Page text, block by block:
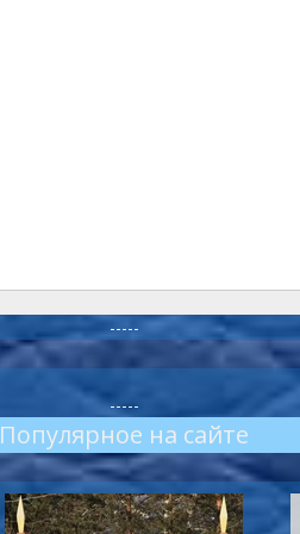
-----
-----
Популярное на сайте